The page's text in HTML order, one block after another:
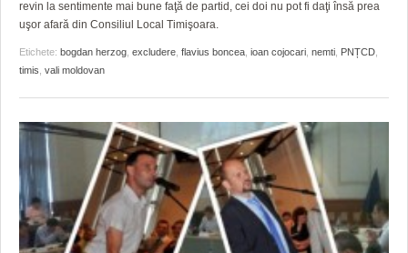
revin la sentimente mai bune faţă de partid, cei doi nu pot fi daţi însă prea
uşor afară din Consiliul Local Timişoara.
Etichete: bogdan herzog excludere flavius boncea ioan cojocari nemti PNȚCD
timis vali moldovan